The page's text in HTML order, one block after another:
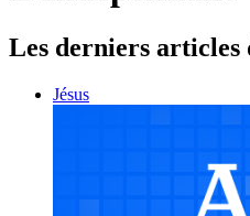
Les derniers
Jésus